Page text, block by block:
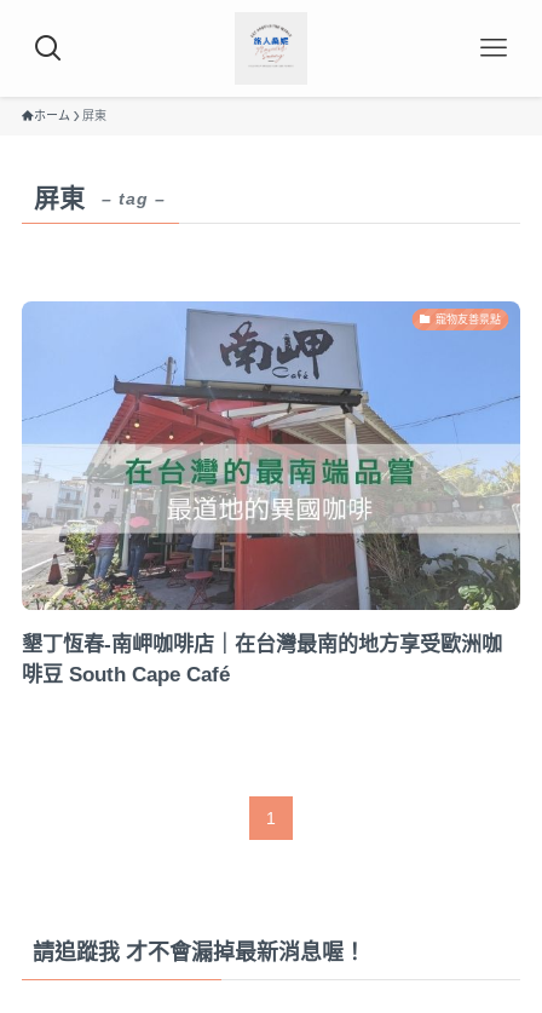
ホーム 屏東
屏東 – tag –
寵物友善景點
墾丁恆春-南岬咖啡店｜在台灣最南的地方享受歐洲咖
啡豆 South Cape Café
1
請追蹤我 才不會漏掉最新消息喔！